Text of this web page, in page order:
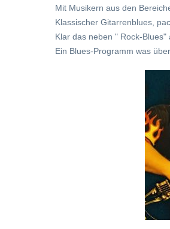
Mit Musikern aus den
Klassischer Gitarrenblues,
Klar das neben " Rock-
Ein Blues-Programm was